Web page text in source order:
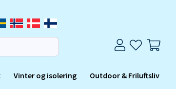
Vinter og isolering
Outdoor & Friluftsliv